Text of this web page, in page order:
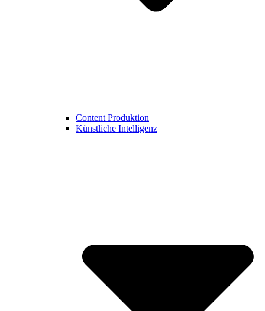
Content Produktion
Künstliche Intelligenz